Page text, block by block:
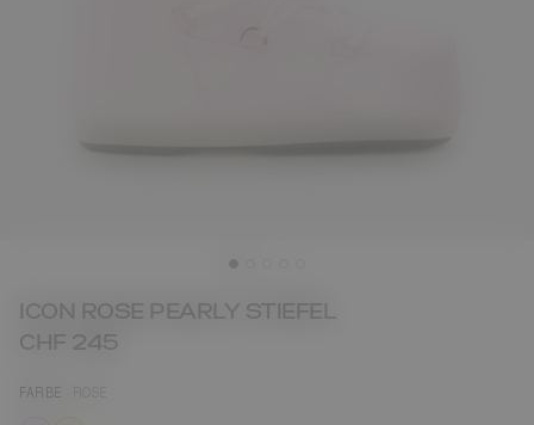
ICON ROSE PEARLY STIEFEL
CHF 245
FARBE